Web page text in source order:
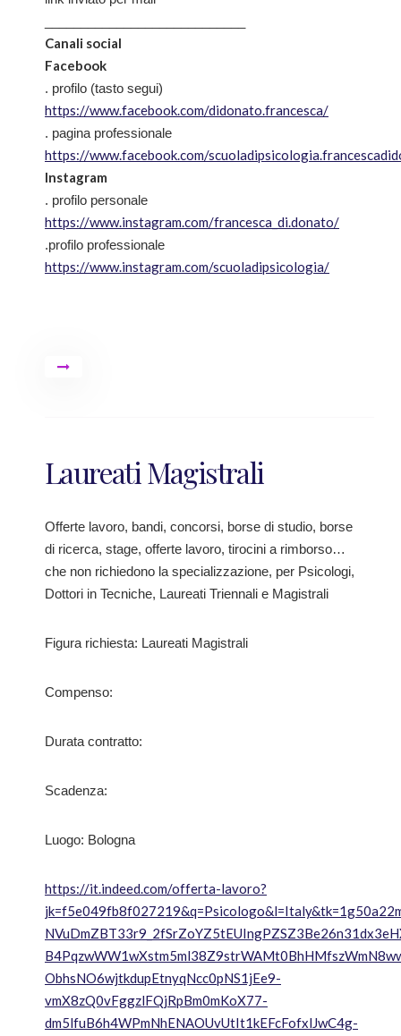
Canali social
Facebook
. profilo (tasto segui)
https://www.facebook.com/didonato.francesca/
. pagina professionale
https://www.facebook.com/
Instagram
. profilo personale
https://www.instagram.com/francesca_di.donato/
.profilo professionale
https://www.instagram.com/scuoladipsicologia/
Laureati Magistrali
Offerte lavoro, bandi, concorsi, borse di studio, borse
di ricerca, stage, offerte lavoro, tirocini a rimborso…
che non richiedono la specializzazione, per Psicologi,
Dottori in Tecniche, Laureati Triennali e Magistrali
Figura richiesta: Laureati Magistrali
Compenso:
Durata contratto:
Scadenza:
Luogo: Bologna
https://it.indeed.com/offerta-lavoro?
ObhsNO6wjtkdupEtnyqNcc0pNS1jEe9-
vmX8zQ0vFggzlFQjRpBm0mKoX77-
dm5lfuB6h4WPmNhENAOUvUtIt1kEFcFofxlJwC4g-